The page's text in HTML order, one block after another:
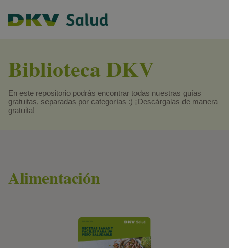
Biblioteca DKV
En este repositorio podrás encontrar todas nuestras guías
gratuitas, separadas por categorías :) ¡Descárgalas de manera
gratuita!
Alimentación